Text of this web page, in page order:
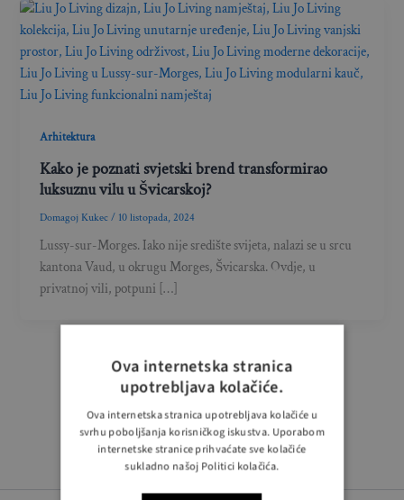
Arhitektura
Kako je poznati svjetski brend transformirao
luksuznu vilu u Švicarskoj?
Domagoj Kukec/ 10 listopada, 2024
Lussy-sur-Morges. Iako nije središte svijeta, nalazi se u srcu
kantona Vaud, u okrugu Morges, Švicarska. Ovdje, u
privatnoj vili, potpuni […]
Ova internetska stranica
upotrebljava kolačiće.
Ova internetska stranica upotrebljava kolačiće u
svrhu poboljšanja korisničkog iskustva. Uporabom
internetske stranice prihvaćate sve kolačiće
sukladno našoj Politici kolačića.